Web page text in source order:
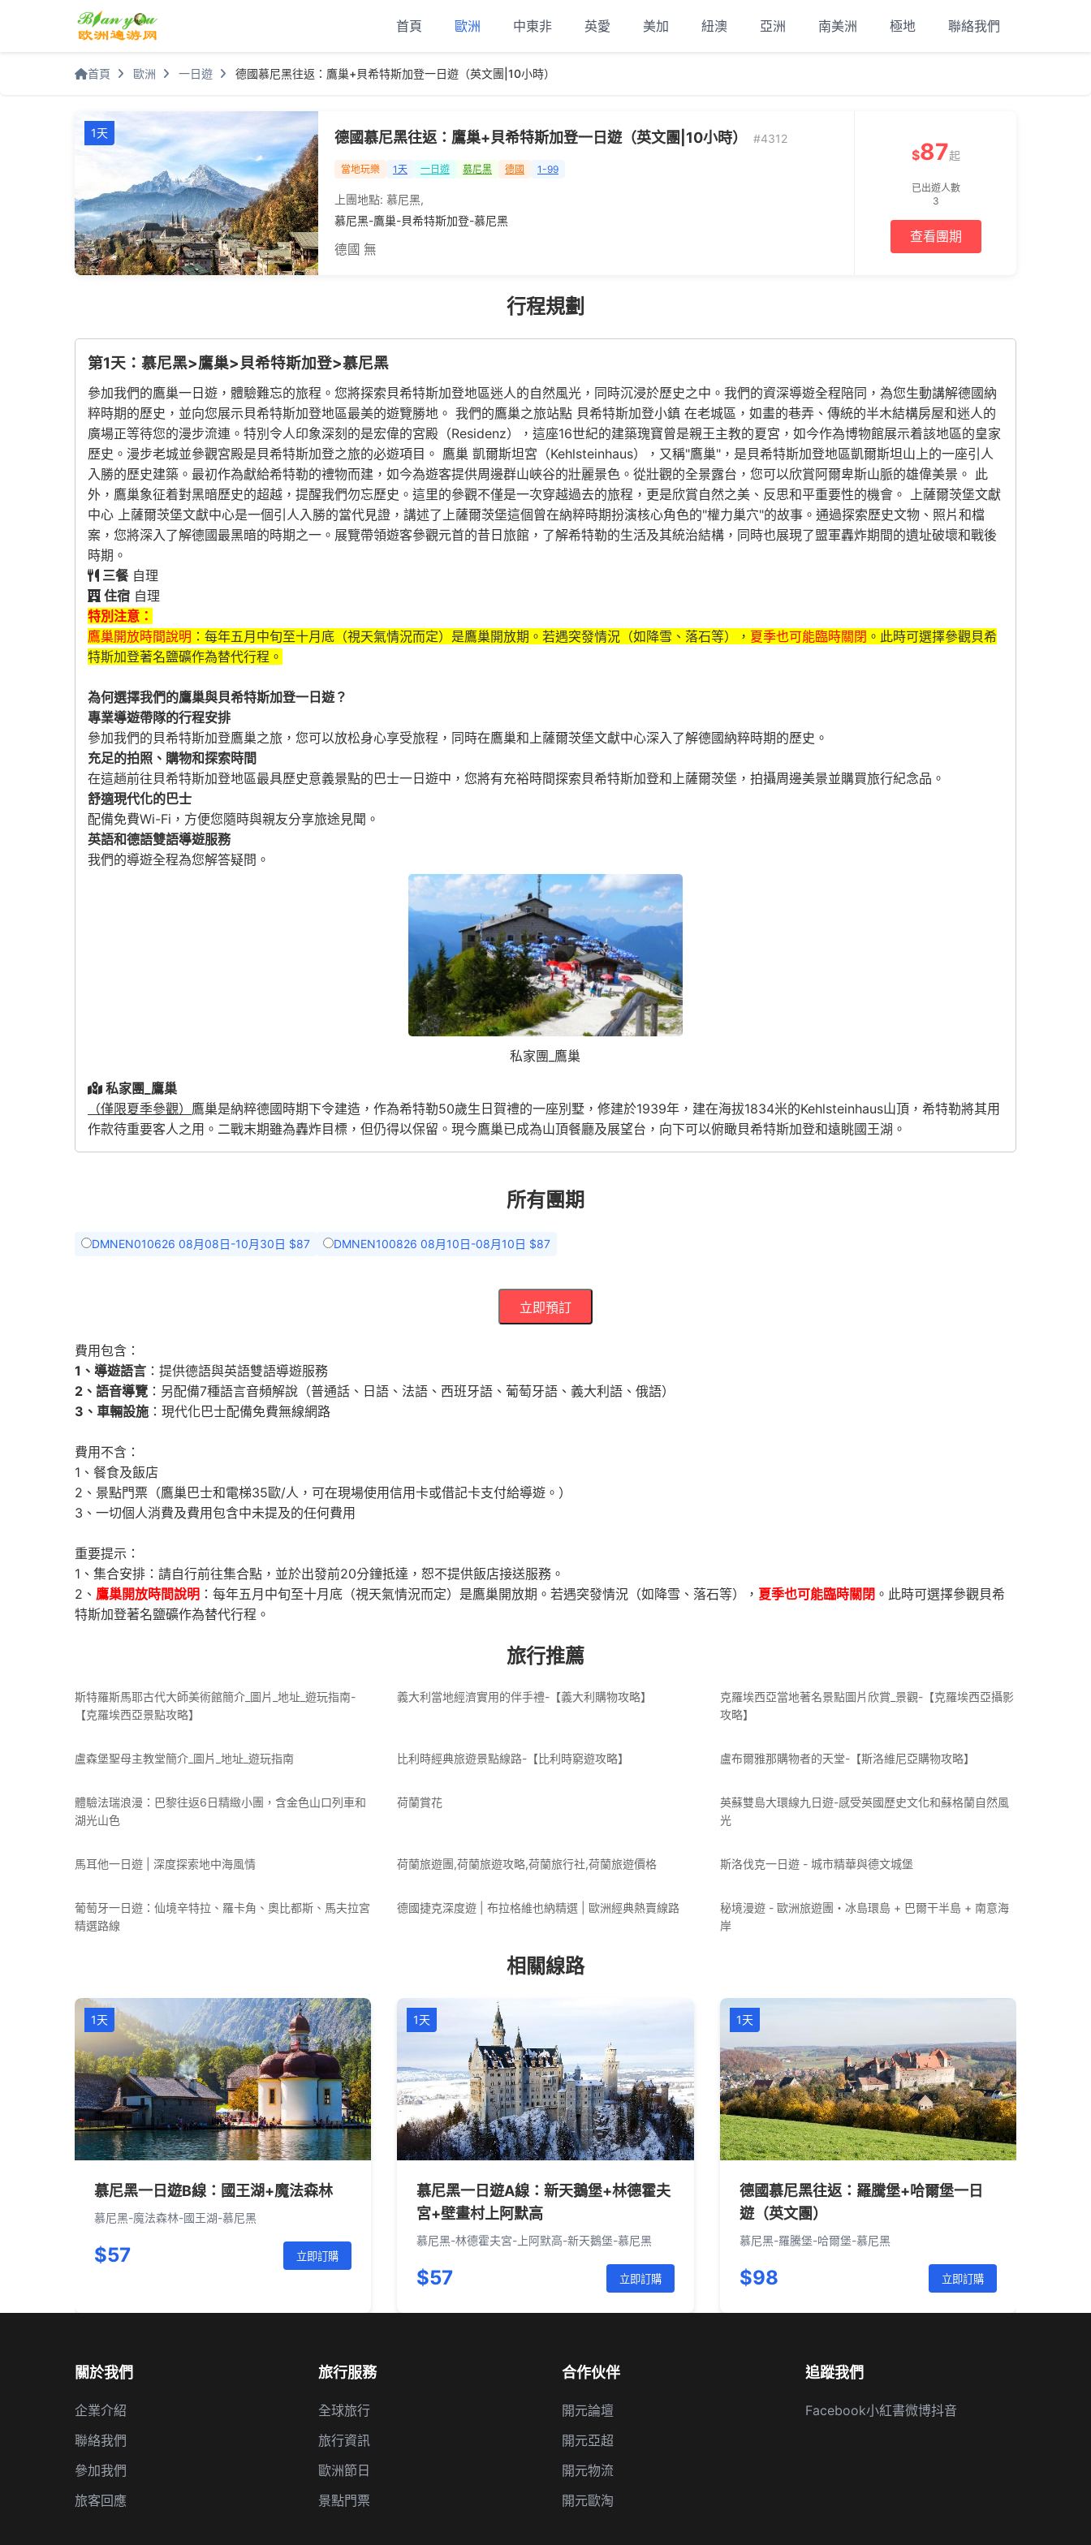
首頁 歐洲 中東非 英愛 美加 紐澳 亞洲 南美洲 極地 聯絡我們
首頁 歐洲 一日遊 德國慕尼黑往返：鷹巢+貝希特斯加登一日遊（英文團|10小時）
1天 德國慕尼黑往返：鷹巢+貝希特斯加登一日遊（英文團|10小時） #4312
當地玩樂 1天 一日遊 慕尼黑 德國 1-99
上團地點: 慕尼黑,
慕尼黑-鷹巢-貝希特斯加登-慕尼黑
德國 無
$87起
已出遊人數
3
查看團期
行程規劃
第1天：慕尼黑>鷹巢>貝希特斯加登>慕尼黑
參加我們的鷹巢一日遊，體驗難忘的旅程。您將探索貝希特斯加登地區迷人的自然風光，同時沉浸於歷史之中。我們的資深導遊全程陪同，為您生動講解德國納
粹時期的歷史，並向您展示貝希特斯加登地區最美的遊覽勝地。 我們的鷹巢之旅站點 貝希特斯加登小鎮 在老城區，如畫的巷弄、傳統的半木結構房屋和迷人的
廣場正等待您的漫步流連。特別令人印象深刻的是宏偉的宮殿（Residenz），這座16世紀的建築瑰寶曾是親王主教的夏宮，如今作為博物館展示着該地區的皇家
歷史。漫步老城並參觀宮殿是貝希特斯加登之旅的必遊項目。 鷹巢 凱爾斯坦宮（Kehlsteinhaus），又稱"鷹巢"，是貝希特斯加登地區凱爾斯坦山上的一座引人
入勝的歷史建築。最初作為獻給希特勒的禮物而建，如今為遊客提供周邊群山峽谷的壯麗景色。從壯觀的全景露台，您可以欣賞阿爾卑斯山脈的雄偉美景。 此
外，鷹巢象征着對黑暗歷史的超越，提醒我們勿忘歷史。這里的參觀不僅是一次穿越過去的旅程，更是欣賞自然之美、反思和平重要性的機會。 上薩爾茨堡文獻
中心 上薩爾茨堡文獻中心是一個引人入勝的當代見證，講述了上薩爾茨堡這個曾在納粹時期扮演核心角色的"權力巢穴"的故事。通過探索歷史文物、照片和檔
案，您將深入了解德國最黑暗的時期之一。展覽帶領遊客參觀元首的昔日旅館，了解希特勒的生活及其統治結構，同時也展現了盟軍轟炸期間的遺址破壞和戰後
時期。
三餐自理
住宿 自理
特別注意：
鷹巢開放時間說明 ：每年五月中旬至十月底（視天氣情況而定）是鷹巢開放期。若遇突發情況（如降雪、落石等）， 夏季也可能臨時關閉 。此時可選擇參觀貝希
特斯加登著名鹽礦作為替代行程。
為何選擇我們的鷹巢與貝希特斯加登一日遊？
專業導遊帶隊的行程安排
參加我們的貝希特斯加登鷹巢之旅，您可以放松身心享受旅程，同時在鷹巢和上薩爾茨堡文獻中心深入了解德國納粹時期的歷史。
充足的拍照、購物和探索時間
在這趟前往貝希特斯加登地區最具歷史意義景點的巴士一日遊中，您將有充裕時間探索貝希特斯加登和上薩爾茨堡，拍攝周邊美景並購買旅行紀念品。
舒適現代化的巴士
配備免費Wi-Fi，方便您隨時與親友分享旅途見聞。
英語和德語雙語導遊服務
我們的導遊全程為您解答疑問。
私家團_鷹巢
私家團_鷹巢
（僅限夏季參觀） 鷹巢是納粹德國時期下令建造，作為希特勒50歲生日賀禮的一座別墅，修建於1939年，建在海拔1834米的Kehlsteinhaus山頂，希特勒將其用
作款待重要客人之用。二戰末期雖為轟炸目標，但仍得以保留。現今鷹巢已成為山頂餐廳及展望台，向下可以俯瞰貝希特斯加登和遠眺國王湖。
所有團期
DMNEN010626 08月08日-10月30日 $87 DMNEN100826 08月10日-08月10日 $87
立即預訂
費用包含：
1、導遊語言 ：提供德語與英語雙語導遊服務
2、語音導覽 ：另配備7種語言音頻解說（普通話、日語、法語、西班牙語、葡萄牙語、義大利語、俄語）
3、車輛設施 ：現代化巴士配備免費無線網路
費用不含：
1、餐食及飯店
2、景點門票（鷹巢巴士和電梯35歐/人，可在現場使用信用卡或借記卡支付給導遊。）
3、一切個人消費及費用包含中未提及的任何費用
重要提示：
1、集合安排：請自行前往集合點，並於出發前20分鐘抵達，恕不提供飯店接送服務。
2、 鷹巢開放時間說明 ：每年五月中旬至十月底（視天氣情況而定）是鷹巢開放期。若遇突發情況（如降雪、落石等）， 夏季也可能臨時關閉 。此時可選擇參觀貝希
特斯加登著名鹽礦作為替代行程。
旅行推薦
斯特羅斯馬耶古代大師美術館簡介_圖片_地址_遊玩指南-
【克羅埃西亞景點攻略】
義大利當地經濟實用的伴手禮-【義大利購物攻略】
克羅埃西亞當地著名景點圖片欣賞_景觀-【克羅埃西亞攝影
攻略】
盧森堡聖母主教堂簡介_圖片_地址_遊玩指南 比利時經典旅遊景點線路-【比利時窮遊攻略】 盧布爾雅那購物者的天堂-【斯洛維尼亞購物攻略】
體驗法瑞浪漫：巴黎往返6日精緻小團，含金色山口列車和
湖光山色
荷蘭賞花
英蘇雙島大環線九日遊-感受英國歷史文化和蘇格蘭自然風
光
馬耳他一日遊 | 深度探索地中海風情 荷蘭旅遊團,荷蘭旅遊攻略,荷蘭旅行社,荷蘭旅遊價格 斯洛伐克一日遊 - 城市精華與德文城堡
葡萄牙一日遊：仙境辛特拉、羅卡角、奧比都斯、馬夫拉宮
精選路線
德國捷克深度遊 | 布拉格維也納精選 | 歐洲經典熱賣線路
秘境漫遊 - 歐洲旅遊團・冰島環島 + 巴爾干半島 + 南意海
岸
相關線路
1天
慕尼黑一日遊B線：國王湖+魔法森林
慕尼黑-魔法森林-國王湖-慕尼黑
$57 立即訂購
1天
慕尼黑一日遊A線：新天鵝堡+林德霍夫
宮+壁畫村上阿默高
慕尼黑-林德霍夫宮-上阿默高-新天鵝堡-慕尼黑
$57 立即訂購
1天
德國慕尼黑往返：羅騰堡+哈爾堡一日
遊（英文團）
慕尼黑-羅騰堡-哈爾堡-慕尼黑
$98 立即訂購
關於我們
企業介紹
聯絡我們
參加我們
旅客回應
旅行服務
全球旅行
旅行資訊
歐洲節日
景點門票
合作伙伴
開元論壇
開元亞超
開元物流
開元歐淘
追蹤我們
Facebook小紅書微博抖音